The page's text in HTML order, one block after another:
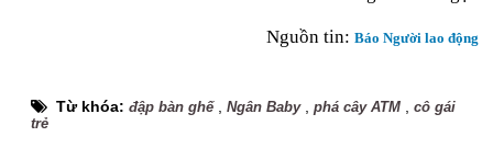
Nguồn tin: Báo Người lao động
Từ khóa:đập bàn ghế,Ngân Baby,phá cây ATM ,cô gái
trẻ